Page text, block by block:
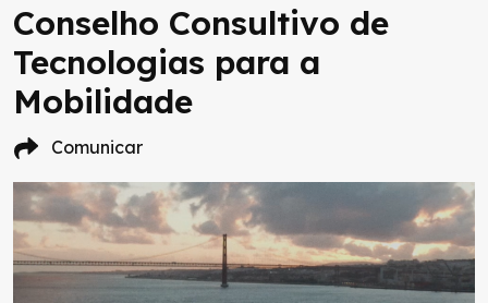
Conselho Consultivo de
Tecnologias para a
Mobilidade
Comunicar